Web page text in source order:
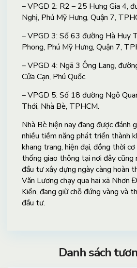
– VPGD 2: R2 – 25 Hưng Gia 4,
Nghị, Phú Mỹ Hưng, Quận 7,
– VPGD 3: Số 63 đường Hà Huy
Phong, Phú Mỹ Hưng, Quận 7,
– VPGD 4: Ngã 3 Ông Lang,
Cửa Cạn, Phú Quốc.
– VPGD 5: Số 18 đường Ngô
Thới, Nhà Bè, TPHCM.
Nhà Bè hiện nay đang được đánh
nhiều tiềm năng phát triển thành
khang trang, hiện đại, đồng thời
thống giao thông tại nơi đây cũng
đầu tư xây dựng ngày càng hoàn
Văn Lương chạy qua hai xã Nhơn
Kiển, đang giữ chỗ đứng vàng và
đầu tư.
Danh sách